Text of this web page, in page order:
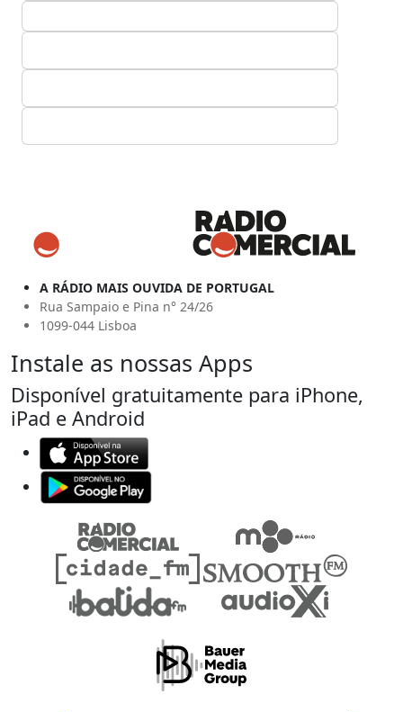
A RÁDIO MAIS OUVIDA DE PORTUGAL
Rua Sampaio e Pina n° 24/26
1099-044 Lisboa
Instale as nossas Apps
Disponível gratuitamente para iPhone,
iPad e Android